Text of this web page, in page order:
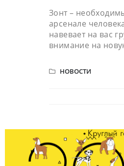
Зонт –
арсенале
навевает на вас
внимание на
НОВОСТИ